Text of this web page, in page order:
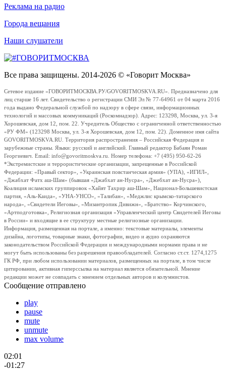
Реклама на радио
Города вещания
Наши слушатели
Все права защищены. 2014-2026 © «Говорит Москва»
Сетевое издание «ГОВОРИТМОСКВА.РУ/GOVORITMOSKVA.RU». Предназначено для
лиц старше 16 лет. Свидетельство о регистрации СМИ Эл № 77-64961 от 04 марта 2016
года выдано Федеральной службой по надзору в сфере связи, информационных
технологий и массовых коммуникаций (Роскомнадзор). Адрес: 123298, Москва, ул. 3-я
Хорошевская, дом 12, пом. 22. Учредитель Общество с ограниченной ответственностью
«РУ ФМ» (123298 Москва, ул. 3-я Хорошевская, дом 12, пом. 22). Доменное имя сайта
GOVORITMOSKVA.RU. Территория распространения – Российская Федерация и
зарубежные страны. Языки: русский и английский. Главный редактор Бабаян Роман
Георгиевич. Email: info@govoritmoskva.ru. Номер телефона: +7 (495) 950-62-26
*Экстремистские и террористические организации, запрещенные в Российской
Федерации: «Правый сектор», «Украинская повстанческая армия» (УПА), «ИГИЛ»,
«Джабхат Фатх аш-Шам» (бывшая «Джабхат ан-Нусра», «Джебхат ан-Нусра»),
Коалиция исламских группировок «Хайят Тахрир аш-Шам», Национал-Большевистская
партия, «Аль-Каида», «УНА-УНСО», «Талибан», «Меджлис крымско-татарского
народа», «Свидетели Иеговы», «Мизантропик Дивижн», «Братство» Корчинского,
«Артподготовка», Религиозная организация «Управленческий центр Свидетелей Иеговы
в России» и входящие в ее структуру местные религиозные организации.
Информация, размещенная на портале, а именно: текстовые материалы, элементы
дизайна, логотипы, товарные знаки, фотографии, видео и аудио охраняются
законодательством Российской Федерации и международными нормами права и не
могут быть использованы без разрешения правообладателей. Согласно ст.ст. 1274,1275
ГК РФ, при любом использовании материалов, размещенных на портале, в том числе
цитировании, активная гиперссылка на материал является обязательной. Мнение
редакции может не совпадать с мнением отдельных авторов и колумнистов.
Сообщение отправлено
play
pause
mute
unmute
max volume
02:01
-01:27